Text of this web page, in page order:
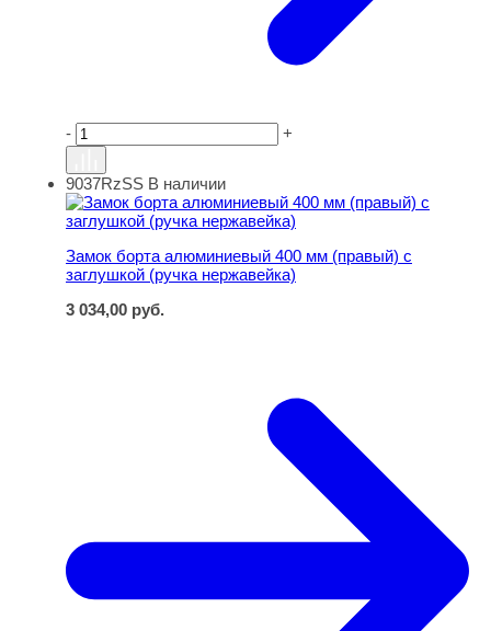
- +
Замок борта алюминиевый 400 мм (правый) с
9037RzSS В наличии
Замок борта алюминиевый 400 мм (правый) с
заглушкой (ручка нержавейка)
3 034,00 руб.